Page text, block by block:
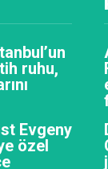
ruhu,
Evgeny
özel